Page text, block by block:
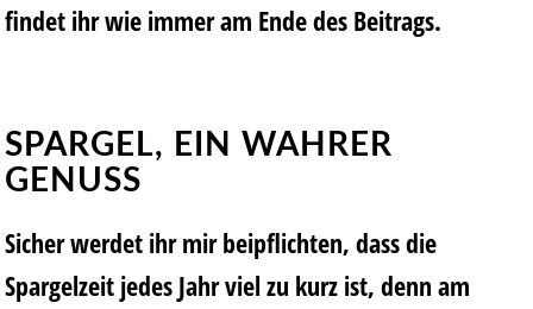
findet ihr wie immer am Ende des Beitrags.
SPARGEL, EIN WAHRER
GENUSS
Sicher werdet ihr mir beipflichten, dass die
Spargelzeit jedes Jahr viel zu kurz ist, denn am